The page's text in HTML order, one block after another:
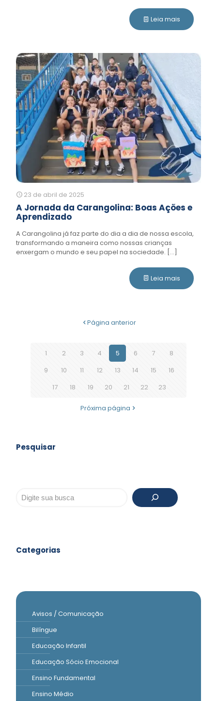
Leia mais
23 de abril de 2025
A Jornada da Carangolina: Boas Ações e
Aprendizado
A Carangolina já faz parte do dia a dia de nossa escola,
transformando a maneira como nossas crianças
enxergam o mundo e seu papel na sociedade. […]
Leia mais
Página anterior
1 2 3 4 5 6 7
8
9
10 11 12 13 14 15
16
17
18 19 20 21 22 23
Próxima página
Pesquisar
Pesquisar
Categorias
Avisos / Comunicação
Bilíngue
Educação Infantil
Educação Sócio Emocional
Ensino Fundamental
Ensino Médio